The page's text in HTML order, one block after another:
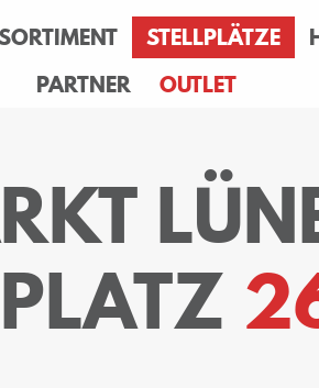
STELLPLÄTZE
PARTNER
OUTLET